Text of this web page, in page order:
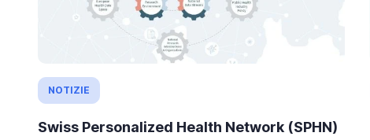
NOTIZIE
Swiss Personalized Health Network (SPHN)